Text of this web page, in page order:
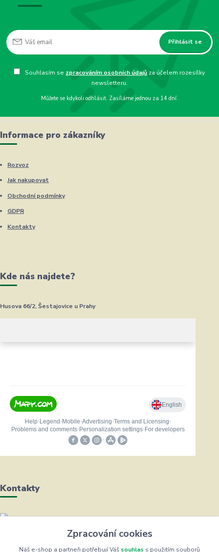
Přihlásit se
Souhlasím se zpracováním osobních údajů za účelem rozesílky
newsletteru.
Můžete se kdykoli odhlásit. Zasíláme jednou za 14 dní.
Informace pro zákazníky
Rozvoz
Jak nakupovat
Obchodní podmínky
GDPR
Kontakty
Kde nás najdete?
Husova 66/2, Šestajovice u Prahy
Kontakty
Helena Bayerová
+420 604 711 491
(Po-Čt, 8-16 hod.)
Zpracování cookies
Náš e-shop a partneři potřebují Váš souhlas s použitím souborů